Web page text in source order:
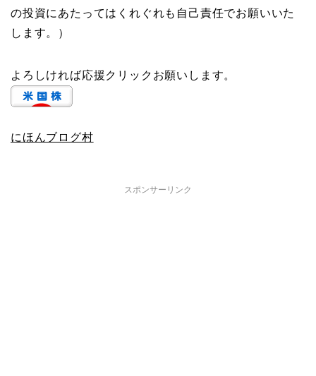
の投資にあたってはくれぐれも自己責任でお願いいた
します。）
よろしければ応援クリックお願いします。
にほんブログ村
スポンサーリンク